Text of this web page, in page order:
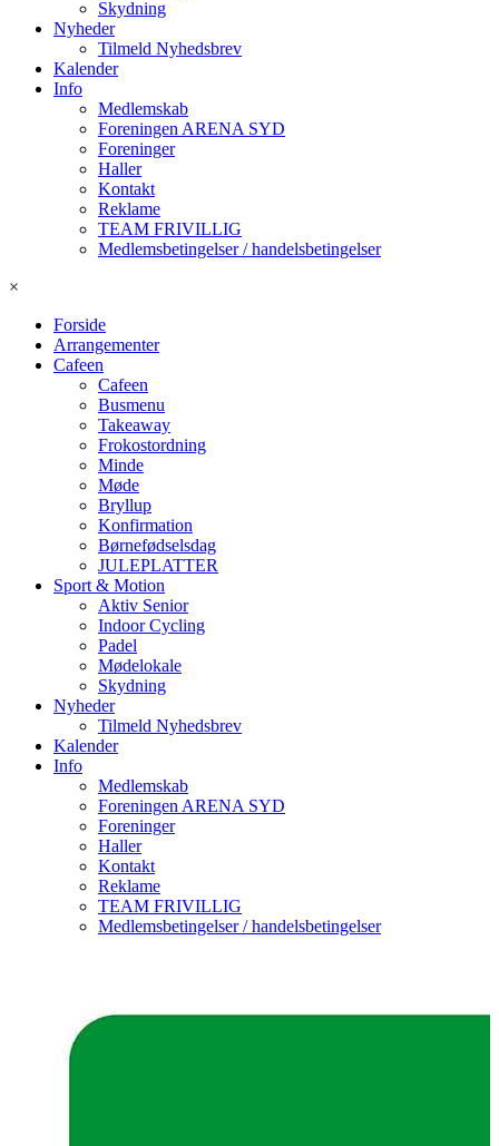
Skydning
Nyheder
Tilmeld Nyhedsbrev
Kalender
Info
Medlemskab
Foreningen ARENA SYD
Foreninger
Haller
Kontakt
Reklame
TEAM FRIVILLIG
Medlemsbetingelser / handelsbetingelser
×
Forside
Arrangementer
Cafeen
Cafeen
Busmenu
Takeaway
Frokostordning
Minde
Møde
Bryllup
Konfirmation
Børnefødselsdag
JULEPLATTER
Sport & Motion
Aktiv Senior
Indoor Cycling
Padel
Mødelokale
Skydning
Nyheder
Tilmeld Nyhedsbrev
Kalender
Info
Medlemskab
Foreningen ARENA SYD
Foreninger
Haller
Kontakt
Reklame
TEAM FRIVILLIG
Medlemsbetingelser / handelsbetingelser